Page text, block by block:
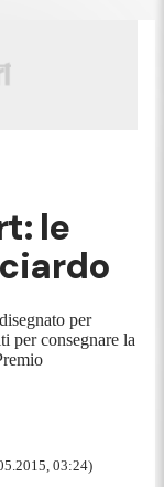
le
per
per consegnare la
03:24)